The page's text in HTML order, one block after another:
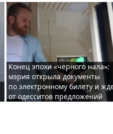
Конец эпохи «черного нала»:
мэрия открыла документы
по электронному билету и
от одесситов предложений